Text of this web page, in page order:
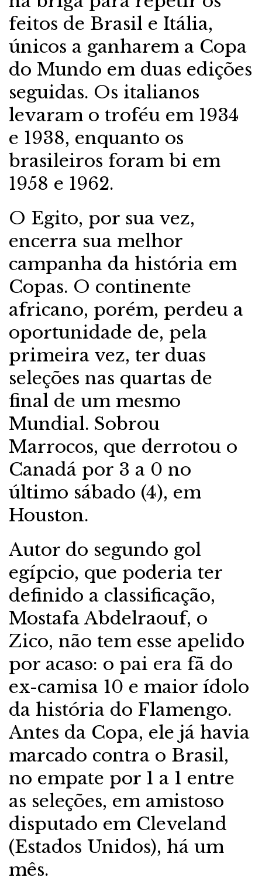
feitos de Brasil e Itália,
únicos a ganharem a Copa
do Mundo em duas edições
seguidas. Os italianos
levaram o troféu em 1934
e 1938, enquanto os
brasileiros foram bi em
1958 e 1962.
O Egito, por sua vez,
encerra sua melhor
campanha da história em
Copas. O continente
africano, porém, perdeu a
oportunidade de, pela
primeira vez, ter duas
seleções nas quartas de
final de um mesmo
Mundial. Sobrou
Marrocos, que derrotou o
Canadá por 3 a 0 no
último sábado (4), em
Houston.
Autor do segundo gol
egípcio, que poderia ter
definido a classificação,
Mostafa Abdelraouf, o
Zico, não tem esse apelido
por acaso: o pai era fã do
ex-camisa 10 e maior ídolo
da história do Flamengo.
Antes da Copa, ele já havia
marcado contra o Brasil,
no empate por 1 a 1 entre
as seleções, em amistoso
disputado em Cleveland
(Estados Unidos), há um
mês.